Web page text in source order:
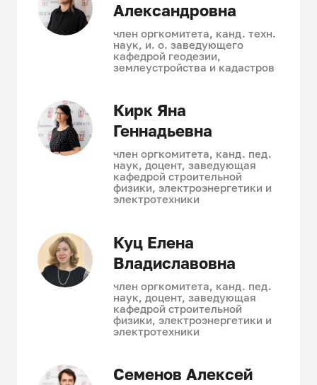
Александровна
член оргкомитета, канд. техн.
наук, и. о. заведующего
кафедрой геодезии,
землеустройства и кадастров
Кирк Яна
Геннадьевна
член оргкомитета, канд. пед.
наук, доцент, заведующая
кафедрой строительной
физики, электроэнергетики и
электротехники
Куц Елена
Владиславовна
член оргкомитета, канд. пед.
наук, доцент, заведующая
кафедрой строительной
физики, электроэнергетики и
электротехники
Семенов Алексей